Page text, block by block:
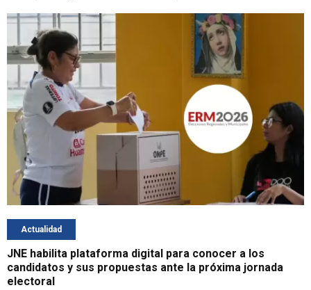
Actualidad
JNE habilita plataforma digital para conocer a los
candidatos y sus propuestas ante la próxima jornada
electoral